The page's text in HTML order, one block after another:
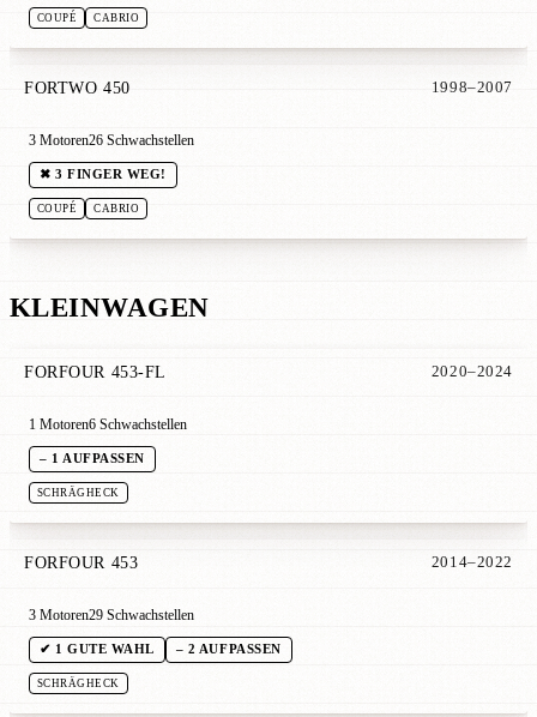
COUPÉ CABRIO
FORTWO 450 1998–2007
3 Motoren26 Schwachstellen
✖ 3 FINGER WEG!
COUPÉ CABRIO
KLEINWAGEN
FORFOUR 453-FL 2020–2024
1 Motoren6 Schwachstellen
– 1 AUFPASSEN
SCHRÄGHECK
FORFOUR 453 2014–2022
3 Motoren29 Schwachstellen
✔ 1 GUTE WAHL – 2 AUFPASSEN
SCHRÄGHECK